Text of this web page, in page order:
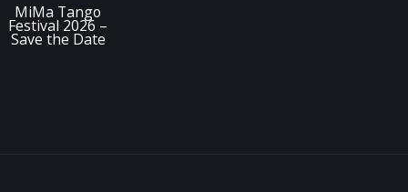
MiMa Tango
Festival 2026 –
Save the Date